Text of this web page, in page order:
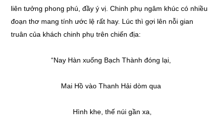
liên tưởng phong phú, đầy ý vị. Chinh phụ ngâm khúc có nhiều
đoạn thơ mang tính ước lệ rất hay. Lúc thì gợi lên nỗi gian
truân của khách chinh phụ trên chiến địa:
“Nay Hàn xuống Bạch Thành đóng lại,
Mai Hồ vào Thanh Hải dòm qua
Hình khe, thế núi gần xa,